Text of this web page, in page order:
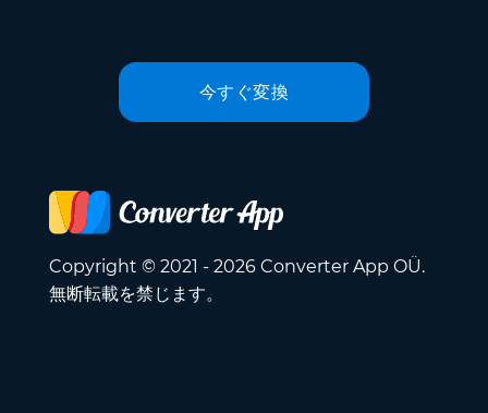
今すぐ変換
Copyright © 2021 - 2026 Converter App OÜ.
無断転載を禁じます。